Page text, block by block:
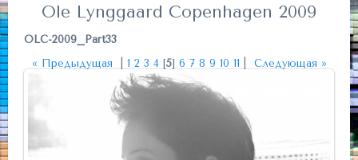
Ole Lynggaard Copenhagen 2009
OLC-2009_Part33
« Предыдущая
1 2 3 4[5] 6 7 8 9 10 11 Следующая »